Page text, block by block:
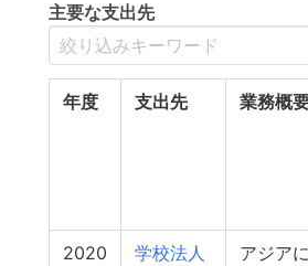
主要な支出先
年度 支出先 業務概
2020
学校法人
アジア